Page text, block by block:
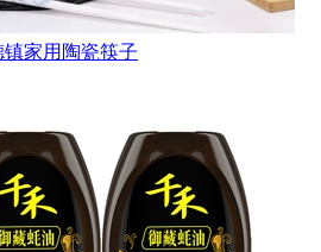
镇家用陶瓷筷子